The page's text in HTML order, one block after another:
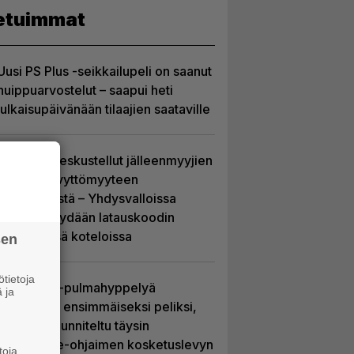
PS Plus -seikkailupeli on saanut
– saapui heti
tilaajien saataville
Sony on keskustellut jälleenmyyjien
kanssa levyttömyyteen
siirtymisestä – Yhdysvalloissa
pelejä myydään latauskoodin
sisältävissä koteloissa
Uutta PS5-pulmahyppelyä
kuvaillaan ensimmäiseksi peliksi,
joka on suunniteltu täysin
DualSense-ohjaimen kosketuslevyn
ja